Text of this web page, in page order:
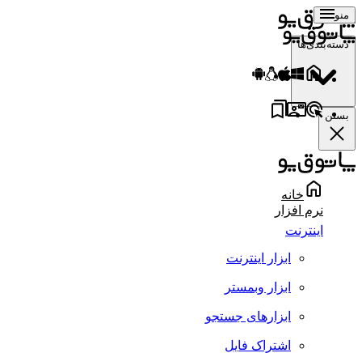
منو
دسته‌بندی‌ها
بستن
خانه
نرم افزار
اینترنت
ابزار اینترنت
ابزار وبمستر
ابزارهای جستجو
اشتراک فایل